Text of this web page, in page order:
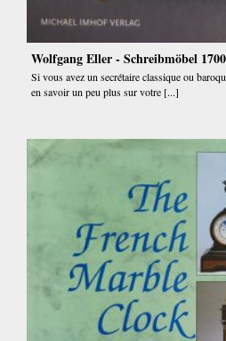
Wolfgang Eller - Schreibmöbel
Si vous avez un secrétaire classique ou
en savoir un peu plus sur votre [...]